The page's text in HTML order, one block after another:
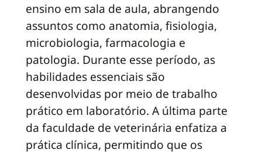
ensino em sala de aula, abrangendo
assuntos como anatomia, fisiologia,
microbiologia, farmacologia e
patologia. Durante esse período, as
habilidades essenciais são
desenvolvidas por meio de trabalho
prático em laboratório. A última parte
da faculdade de veterinária enfatiza a
prática clínica, permitindo que os